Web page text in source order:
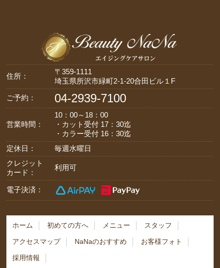
住所：
〒359-1111
埼玉県所沢市緑町2-1-20合田ビル１F
ご予約：
04-2939-7100
営業時間：
10：00～18：00
・カット受付 17：30迄
・カラー受付 16：30迄
定休日：
毎週水曜日
クレジット
カード：
利用可
電子決済：
ホーム 初めての方へ メニュー スタッフ
アクセスマップ NaNaのおすすめ お客様フォト
採用情報